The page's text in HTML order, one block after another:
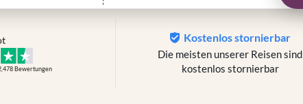
Bewertungen
Kostenlos stornierbar
Die meisten unserer Reisen sind
kostenlos stornierbar